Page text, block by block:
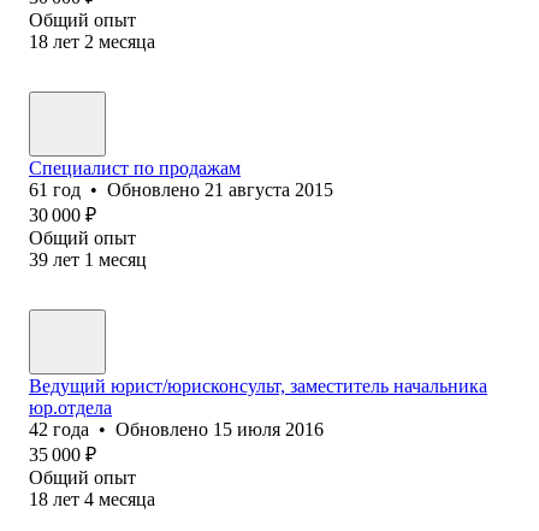
Общий опыт
18 лет 2 месяца
Специалист по продажам
61 год • Обновлено 21 августа 2015
30 000 ₽
Общий опыт
39 лет 1 месяц
Ведущий юрист/юрисконсульт, заместитель начальника
юр.отдела
42 года • Обновлено 15 июля 2016
35 000 ₽
Общий опыт
18 лет 4 месяца